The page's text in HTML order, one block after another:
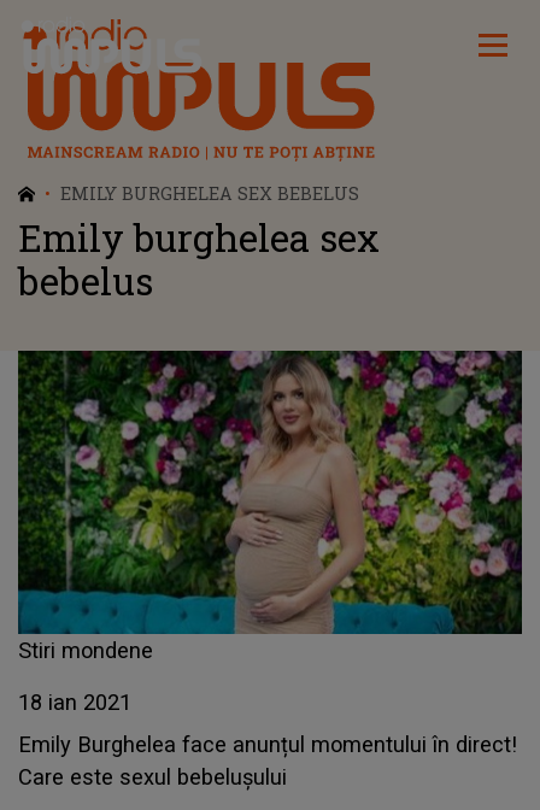
Radio Impuls
EMILY BURGHELEA SEX BEBELUS
Emily burghelea sex
bebelus
Stiri mondene
18 ian 2021
Emily Burghelea face anunțul momentului în direct!
Care este sexul bebelușului